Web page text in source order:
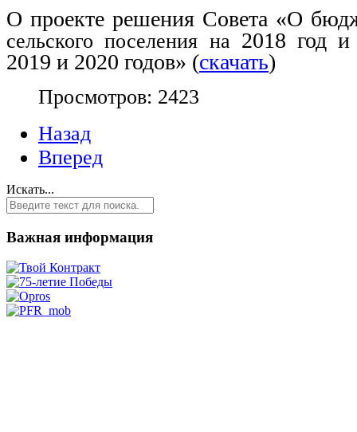
О проекте решения Совета «О
сельского поселения на 2018 год
2019 и 2020 годов» (скачать)
Просмотров: 2423
Назад
Вперед
Искать...
Важная информация